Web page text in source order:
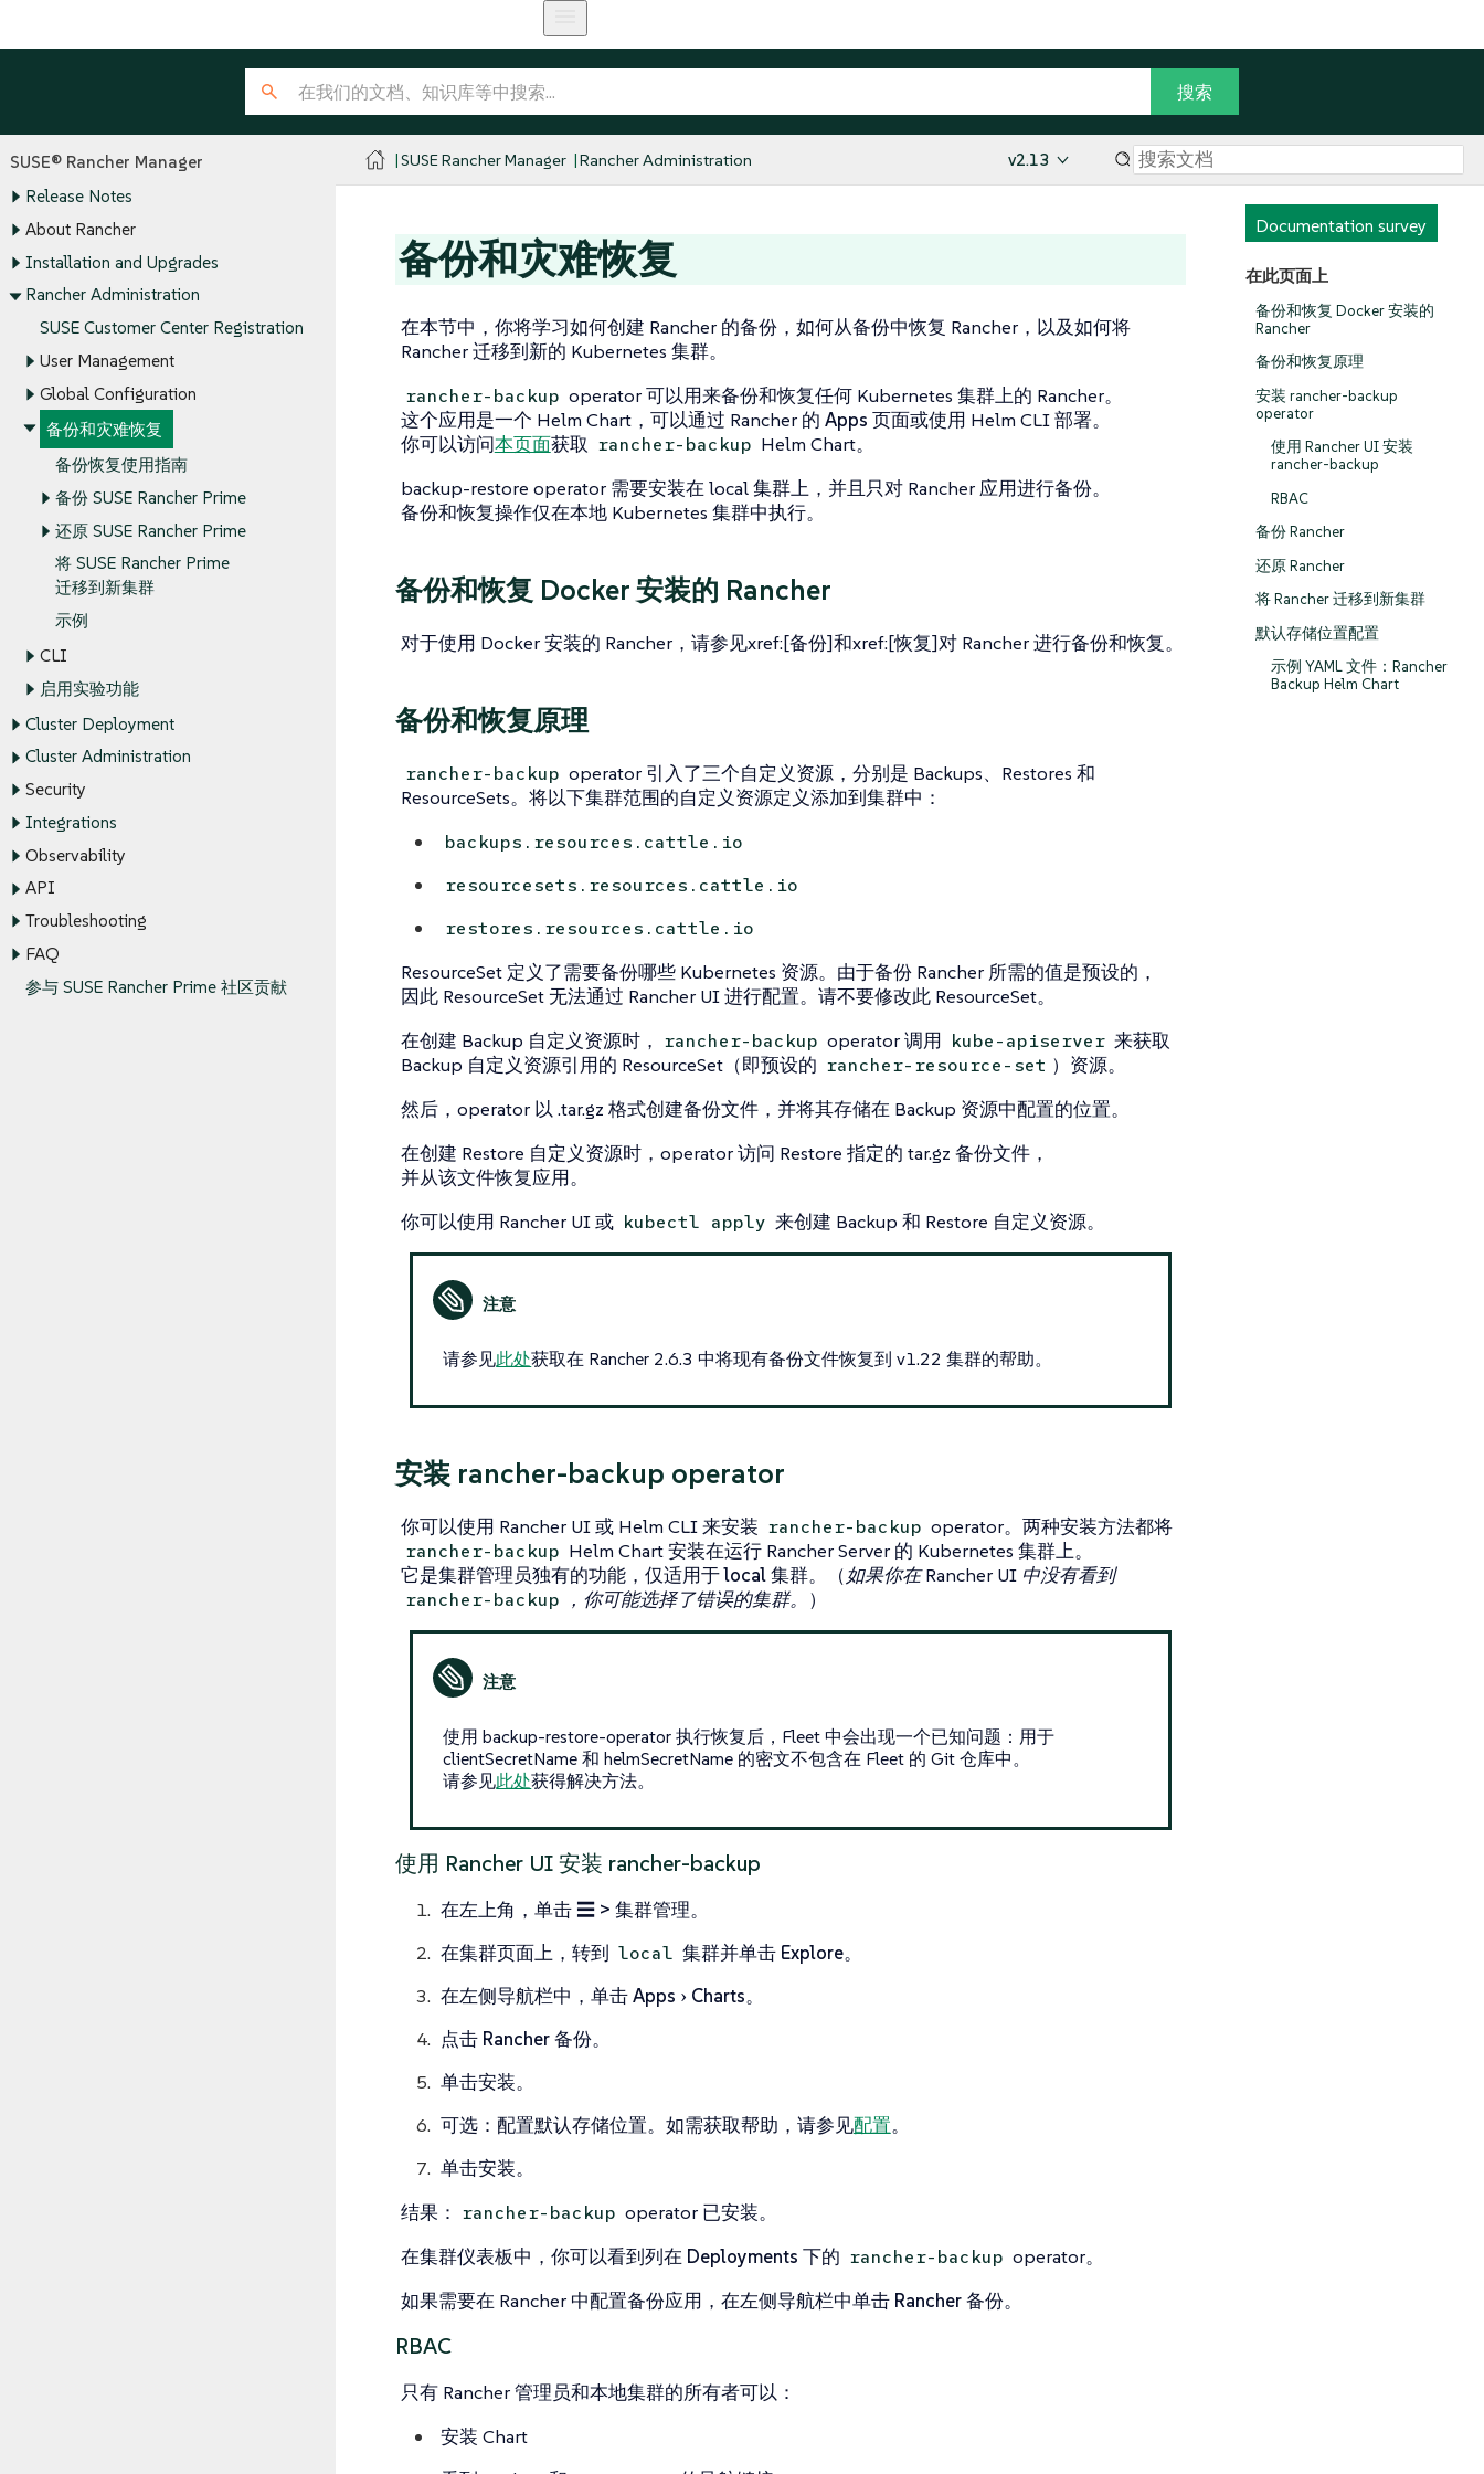
SUSE® Rancher Manager
Release Notes
About Rancher
Installation and Upgrades
Rancher Administration
SUSE Customer Center Registration
User Management
Global Configuration
备份和灾难恢复
备份恢复使用指南
备份 SUSE Rancher Prime
还原 SUSE Rancher Prime
将 SUSE Rancher Prime
迁移到新集群
示例
CLI
启用实验功能
Cluster Deployment
Cluster Administration
Security
Integrations
Observability
API
Troubleshooting
FAQ
参与 SUSE Rancher Prime 社区贡献
SUSE Rancher Manager Rancher Administration v2.13
Documentation survey
在此页面上
备份和恢复 Docker 安装的
Rancher
备份和恢复原理
安装 rancher-backup
operator
使用 Rancher UI 安装
rancher-backup
RBAC
备份 Rancher
还原 Rancher
将 Rancher 迁移到新集群
默认存储位置配置
示例 YAML 文件：Rancher
Backup Helm Chart
备份和灾难恢复
在本节中，你将学习如何创建 Rancher 的备份，如何从备份中恢复 Rancher，以及如何将
Rancher 迁移到新的 Kubernetes 集群。
rancher-backup operator 可以用来备份和恢复任何 Kubernetes 集群上的 Rancher。
这个应用是一个 Helm Chart，可以通过 Rancher 的 Apps 页面或使用 Helm CLI 部署。
你可以访问本页面获取 rancher-backup Helm Chart。
backup-restore operator 需要安装在 local 集群上，并且只对 Rancher 应用进行备份。
备份和恢复操作仅在本地 Kubernetes 集群中执行。
备份和恢复 Docker 安装的 Rancher
对于使用 Docker 安装的 Rancher，请参见xref:[备份]和xref:[恢复]对 Rancher 进行备份和恢复。
备份和恢复原理
rancher-backup operator 引入了三个自定义资源，分别是 Backups、Restores 和
ResourceSets。将以下集群范围的自定义资源定义添加到集群中：
backups.resources.cattle.io
resourcesets.resources.cattle.io
restores.resources.cattle.io
ResourceSet 定义了需要备份哪些 Kubernetes 资源。由于备份 Rancher 所需的值是预设的，
因此 ResourceSet 无法通过 Rancher UI 进行配置。请不要修改此 ResourceSet。
在创建 Backup 自定义资源时， rancher-backup operator 调用 kube-apiserver 来获取
Backup 自定义资源引用的 ResourceSet（即预设的 rancher-resource-set ）资源。
然后，operator 以 .tar.gz 格式创建备份文件，并将其存储在 Backup 资源中配置的位置。
在创建 Restore 自定义资源时，operator 访问 Restore 指定的 tar.gz 备份文件，
并从该文件恢复应用。
你可以使用 Rancher UI 或 kubectl apply 来创建 Backup 和 Restore 自定义资源。
请参见此处获取在 Rancher 2.6.3 中将现有备份文件恢复到 v1.22 集群的帮助。
安装 rancher-backup operator
你可以使用 Rancher UI 或 Helm CLI 来安装 rancher-backup operator。两种安装方法都将
rancher-backup Helm Chart 安装在运行 Rancher Server 的 Kubernetes 集群上。
它是集群管理员独有的功能，仅适用于local集群。（如果你在 Rancher UI 中没有看到
rancher-backup ，你可能选择了错误的集群。 ）
使用 backup-restore-operator 执行恢复后，Fleet 中会出现一个已知问题：用于
clientSecretName 和 helmSecretName 的密文不包含在 Fleet 的 Git 仓库中。
请参见此处获得解决方法。
使用 Rancher UI 安装 rancher-backup
在左上角，单击 ☰ > 集群管理。
在集群页面上，转到 local 集群并单击 Explore。
在左侧导航栏中，单击Apps Charts。
点击 Rancher 备份。
单击安装。
可选：配置默认存储位置。如需获取帮助，请参见配置。
单击安装。
结果 ： rancher-backup operator 已安装。
在集群仪表板中，你可以看到列在 Deployments 下的 rancher-backup operator。
如果需要在 Rancher 中配置备份应用，在左侧导航栏中单击 Rancher 备份。
RBAC
只有 Rancher 管理员和本地集群的所有者可以：
安装 Chart